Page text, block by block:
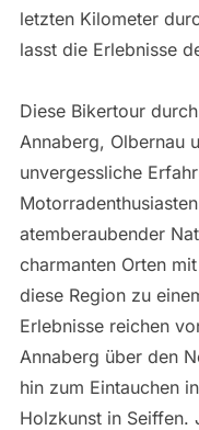
letzten Kilometer
lasst die Erlebnisse
Diese Bikertour
Annaberg, Olbernau
unvergessliche
atemberaubender
charmanten Orten
diese Region zu
Erlebnisse reichen
Annaberg über den
hin zum Eintauchen
Holzkunst in Seiffen.